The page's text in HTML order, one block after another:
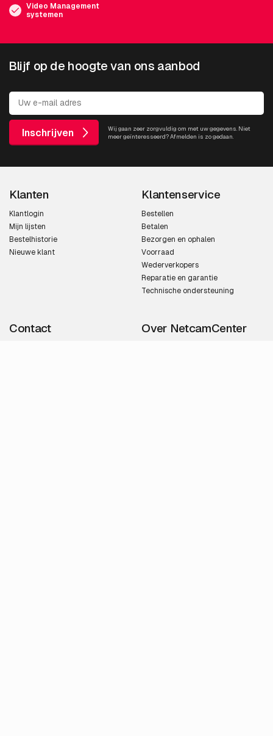
Video Management
systemen
Blijf op de hoogte van ons aanbod
Inschrijven
Wij gaan zeer zorgvuldig om met uw gegevens. Niet
meer geïnteresseerd? Afmelden is zo gedaan.
Klanten
Klantlogin
Mijn lijsten
Bestelhistorie
Nieuwe klant
Klantenservice
Bestellen
Betalen
Bezorgen en ophalen
Voorraad
Wederverkopers
Reparatie en garantie
Technische ondersteuning
Contact Over NetcamCenter